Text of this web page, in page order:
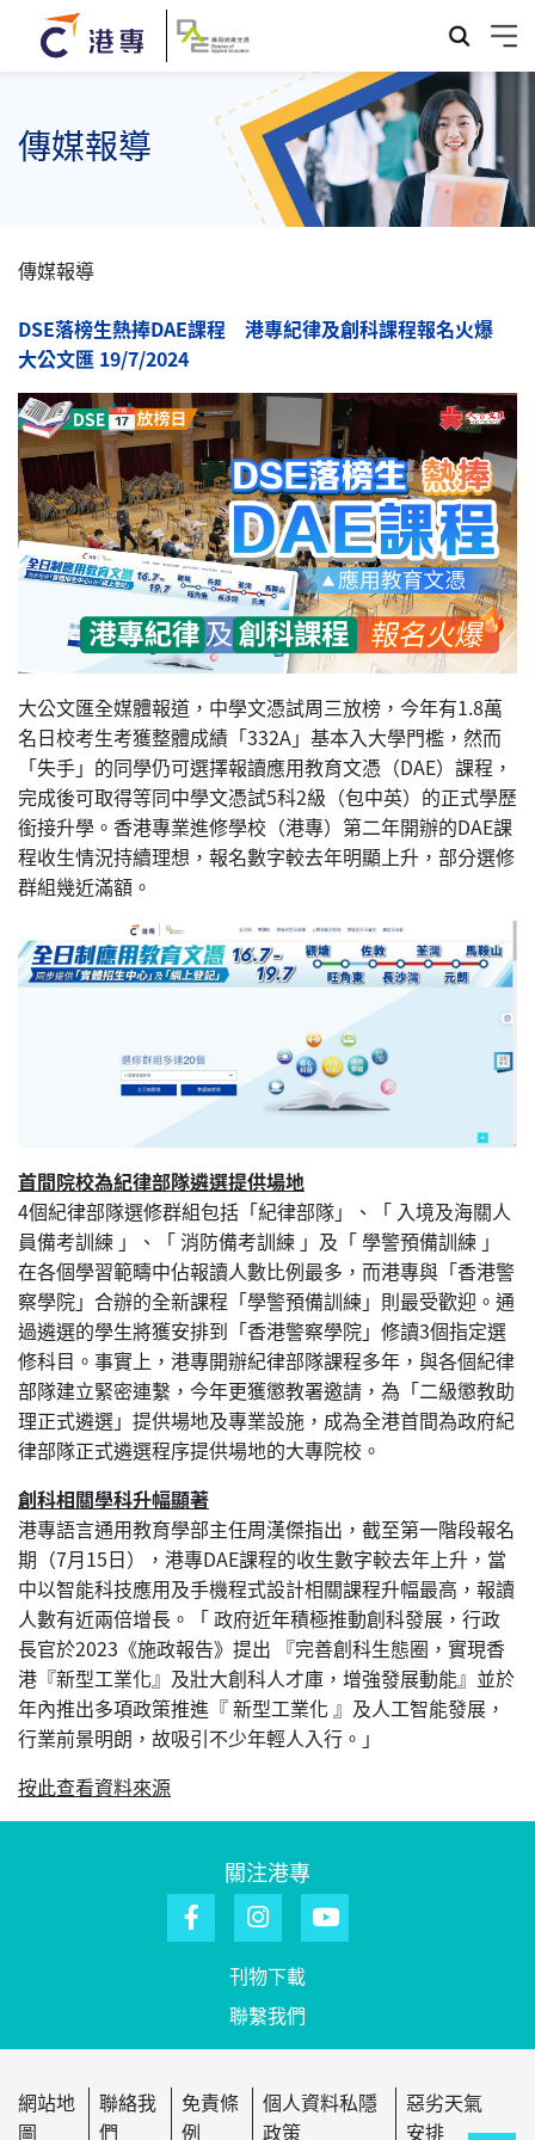
傳媒報導
傳媒報導
DSE落榜生熱捧DAE課程 港專紀律及創科課程報名火爆
大公文匯 19/7/2024
大公文匯全媒體報道，中學文憑試周三放榜，今年有1.8萬
名日校考生考獲整體成績「332A」基本入大學門檻，然而
「失手」的同學仍可選擇報讀應用教育文憑（DAE）課程，
完成後可取得等同中學文憑試5科2級（包中英）的正式學歷
銜接升學。香港專業進修學校（港專）第二年開辦的DAE課
程收生情況持續理想，報名數字較去年明顯上升，部分選修
群組幾近滿額。
首間院校為紀律部隊遴選提供場地
4個紀律部隊選修群組包括「紀律部隊」、「 入境及海關人
員備考訓練 」、「 消防備考訓練 」及「 學警預備訓練 」
在各個學習範疇中佔報讀人數比例最多，而港專與「香港警
察學院」合辦的全新課程「學警預備訓練」則最受歡迎。通
過遴選的學生將獲安排到「香港警察學院」修讀3個指定選
修科目。事實上，港專開辦紀律部隊課程多年，與各個紀律
部隊建立緊密連繫，今年更獲懲教署邀請，為「二級懲教助
理正式遴選」提供場地及專業設施，成為全港首間為政府紀
律部隊正式遴選程序提供場地的大專院校。
創科相關學科升幅顯著
港專語言通用教育學部主任周漢傑指出，截至第一階段報名
期（7月15日），港專DAE課程的收生數字較去年上升，當
中以智能科技應用及手機程式設計相關課程升幅最高，報讀
人數有近兩倍增長。「 政府近年積極推動創科發展，行政
長官於2023《施政報告》提出 『完善創科生態圈，實現香
港『新型工業化』及壯大創科人才庫，增強發展動能』並於
年內推出多項政策推進『 新型工業化 』及人工智能發展，
行業前景明朗，故吸引不少年輕人入行。」
按此查看資料來源
關注港專
刊物下載
聯繫我們
網站地
圖
聯絡我
們
免責條
例
個人資料私隱
政策
惡劣天氣
安排